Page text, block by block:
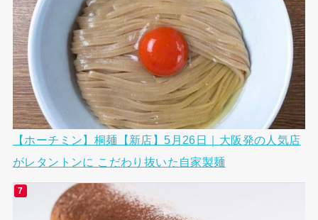
【ホーチミン】桐麺【新店】5月26日｜大阪発の人気店
がレタントンに こだわり抜いた自家製麺